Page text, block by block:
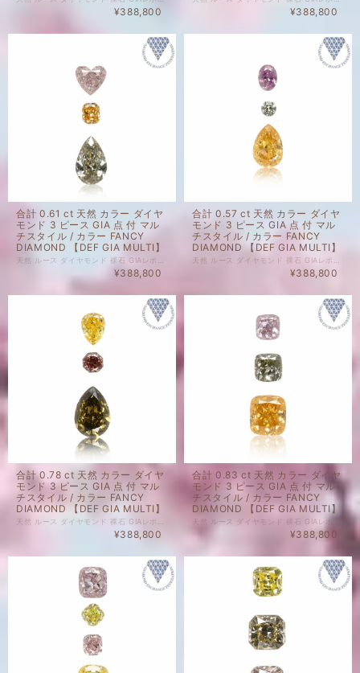
¥388,800 ¥388,800
合計 0.61 ct 天然 カラー ダイヤ
モンド 3 ピース GIA 点 付 マル
チスタイル / カラー FANCY
DIAMOND 【DEF GIA MULTI】
¥388,800
合計 0.57 ct 天然 カラー ダイヤ
モンド 3 ピース GIA 点 付 マル
チスタイル / カラー FANCY
DIAMOND 【DEF GIA MULTI】
¥388,800
合計 0.78 ct 天然 カラー ダイヤ
モンド 3 ピース GIA 点 付 マル
チスタイル / カラー FANCY
DIAMOND 【DEF GIA MULTI】
¥388,800
合計 0.83 ct 天然 カラー ダイヤ
モンド 3 ピース GIA 点 付 マル
チスタイル / カラー FANCY
DIAMOND 【DEF GIA MULTI】
¥388,800